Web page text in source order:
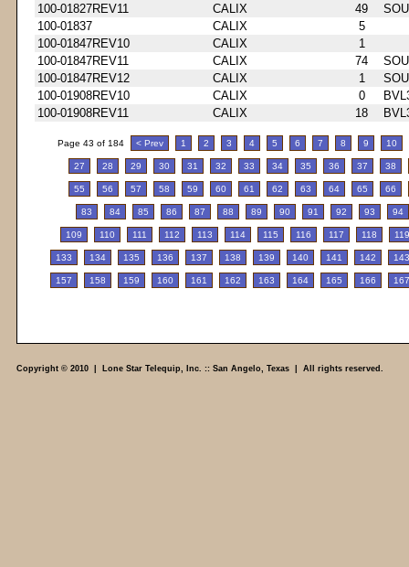
100-01827REV11
CALIX 49
100-01837
CALIX
5
100-01847REV10
CALIX
1
100-01847REV11
CALIX 74
100-01847REV12
CALIX 1
100-01908REV10
CALIX 0
100-01908REV11
CALIX 18
Page 43 of 184 < Prev 1 2 3 4 5 6 7 8 9 10
27 28 29 30 31 32 33 34 35 36 37 38
55 56 57 58 59 60 61 62 63 64 65 66
83 84 85 86 87 88 89 90 91 92 93 94
109 110 111 112 113 114 115 116 117 118 119
133 134 135 136 137 138 139 140 141 142 143
157 158 159 160 161 162 163 164 165 166 167
Copyright © 2010 | Lone Star Telequip, Inc. :: San Angelo, Texas | All rights reserved.